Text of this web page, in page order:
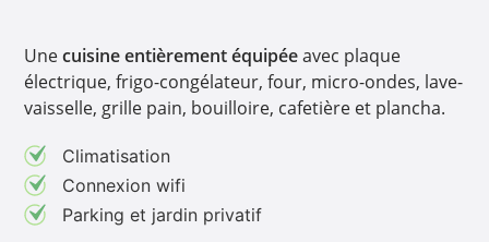
Unecuisine entièrement équipéeavec plaque
électrique, frigo-congélateur, four, micro-ondes, lave-
vaisselle, grille pain, bouilloire, cafetière et plancha.
Climatisation
Connexion wifi
Parking et jardin privatif